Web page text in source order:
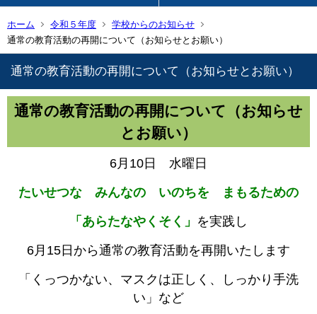
ホーム 令和５年度
学校からのお知らせ
通常の教育活動の再開について（お知らせとお願い）
通常の教育活動の再開について（お知らせとお願い）
通常の教育活動の再開について（お知らせ
とお願い）
6月10日 水曜日
たいせつな みんなの いのちを まもるための
「あらたなやくそく」 を実践し
6月15日から通常の教育活動を再開いたします
「くっつかない、マスクは正しく、しっかり手洗
い」など